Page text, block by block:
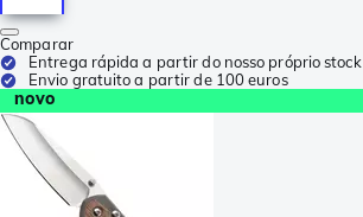
Comparar
Entrega rápida a partir do nosso próprio stock
Envio gratuito a partir de 100 euros
novo